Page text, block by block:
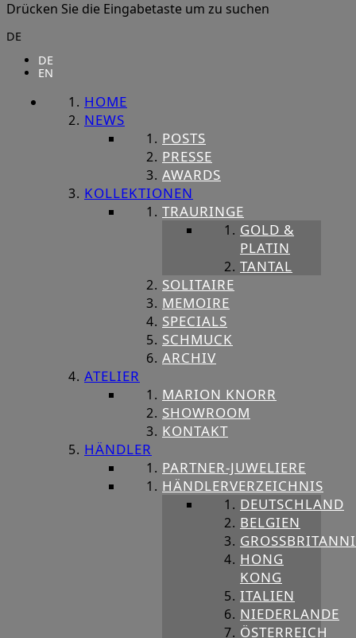
Drücken Sie die Eingabetaste um zu suchen
DE
DE
EN
HOME
NEWS
POSTS
PRESSE
AWARDS
KOLLEKTIONEN
TRAURINGE
GOLD &
PLATIN
TANTAL
SOLITAIRE
MEMOIRE
SPECIALS
SCHMUCK
ARCHIV
ATELIER
MARION KNORR
SHOWROOM
KONTAKT
HÄNDLER
PARTNER-JUWELIERE
HÄNDLERVERZEICHNIS
DEUTSCHLAND
BELGIEN
HONG
KONG
ITALIEN
NIEDERLANDE
ÖSTERREICH